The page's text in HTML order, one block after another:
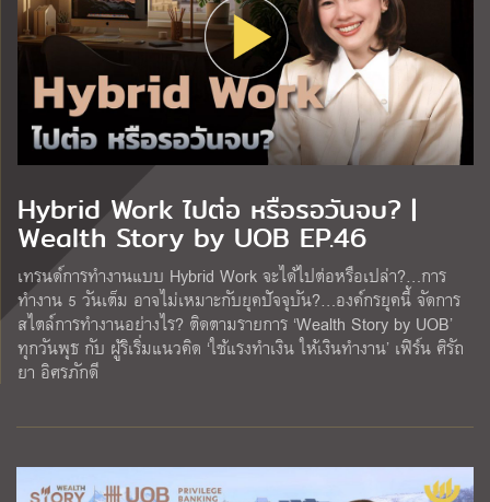
Hybrid Work ไปต่อ หรือรอวันจบ? |
Wealth Story by UOB EP.46
เทรนด์การทำงานแบบ Hybrid Work จะได้ไปต่อหรือเปล่า?…การ
ทำงาน 5 วันเต็ม อาจไม่เหมาะกับยุคปัจจุบัน?…องค์กรยุคนี้ จัดการ
สไตล์การทำงานอย่างไร? ติดตามรายการ ‘Wealth Story by UOB’
ทุกวันพุธ กับ ผู้ริเริ่มแนวคิด ‘ใช้แรงทำเงิน ให้เงินทำงาน’ เฟิร์น ศิรัถ
ยา อิศรภักดี